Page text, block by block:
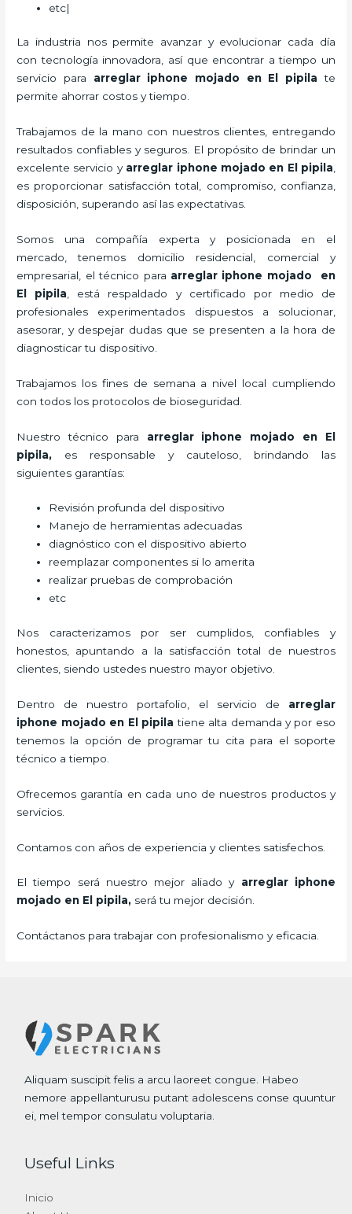
etc|
La industria nos permite avanzar y evolucionar cada día
con tecnología innovadora, así que encontrar a tiempo un
servicio para arreglar iphone mojado en El pipila te
permite ahorrar costos y tiempo.
Trabajamos de la mano con nuestros clientes, entregando
resultados confiables y seguros. El propósito de brindar un
excelente servicio y arreglar iphone mojado en El pipila
es proporcionar satisfacción total, compromiso, confianza,
disposición, superando así las expectativas.
Somos una compañía experta y posicionada en el
mercado, tenemos domicilio residencial, comercial y
empresarial, el técnico para arreglar iphone mojado en
El pipila , está respaldado y certificado por medio de
profesionales experimentados dispuestos a solucionar,
asesorar, y despejar dudas que se presenten a la hora de
diagnosticar tu dispositivo.
Trabajamos los fines de semana a nivel local cumpliendo
con todos los protocolos de bioseguridad.
Nuestro técnico para arreglar iphone mojado en El
pipila, es responsable y cauteloso, brindando las
siguientes garantías:
Revisión profunda del dispositivo
Manejo de herramientas adecuadas
diagnóstico con el dispositivo abierto
reemplazar componentes si lo amerita
realizar pruebas de comprobación
etc
Nos caracterizamos por ser cumplidos, confiables y
honestos, apuntando a la satisfacción total de nuestros
clientes, siendo ustedes nuestro mayor objetivo.
Dentro de nuestro portafolio, el servicio de arreglar
iphone mojado en El pipila tiene alta demanda y por eso
tenemos la opción de programar tu cita para el soporte
técnico a tiempo.
Ofrecemos garantía en cada uno de nuestros productos y
servicios.
Contamos con años de experiencia y clientes satisfechos.
El tiempo será nuestro mejor aliado y arreglar iphone
mojado en El pipila, será tu mejor decisión.
Contáctanos para trabajar con profesionalismo y eficacia.
Aliquam suscipit felis a arcu laoreet congue. Habeo
nemore appellanturusu putant adolescens conse quuntur
ei, mel tempor consulatu voluptaria.
Useful Links
Inicio